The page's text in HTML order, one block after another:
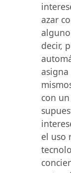
azar
decir,
con
el uso